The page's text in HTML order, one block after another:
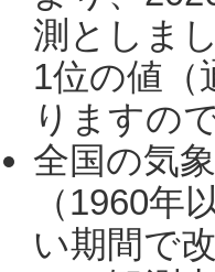
測としま
1位の値（
りますの
全国の気
（1960
い期間で